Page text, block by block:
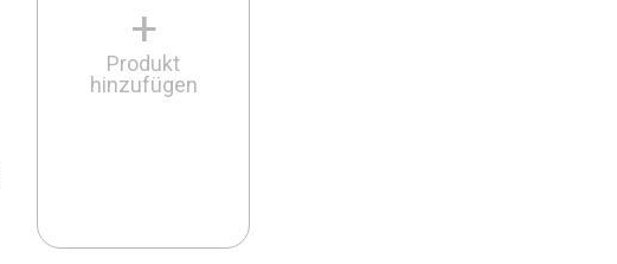
+
Produkt
hinzufügen